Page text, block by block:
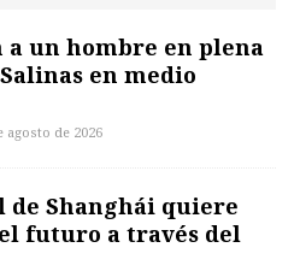
a un hombre en plena
en medio
agosto de 2026
de Shanghái quiere
futuro a través del